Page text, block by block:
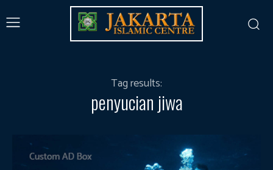
Tag results:
penyucian jiwa